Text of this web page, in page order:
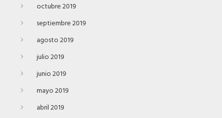
octubre 2019
septiembre 2019
agosto 2019
julio 2019
junio 2019
mayo 2019
abril 2019